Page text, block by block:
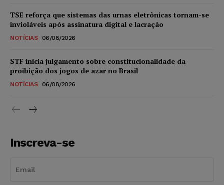
TSE reforça que sistemas das urnas eletrônicas tornam-se
invioláveis após assinatura digital e lacração
NOTÍCIAS 06/08/2026
STF inicia julgamento sobre constitucionalidade da
proibição dos jogos de azar no Brasil
NOTÍCIAS 06/08/2026
Inscreva-se